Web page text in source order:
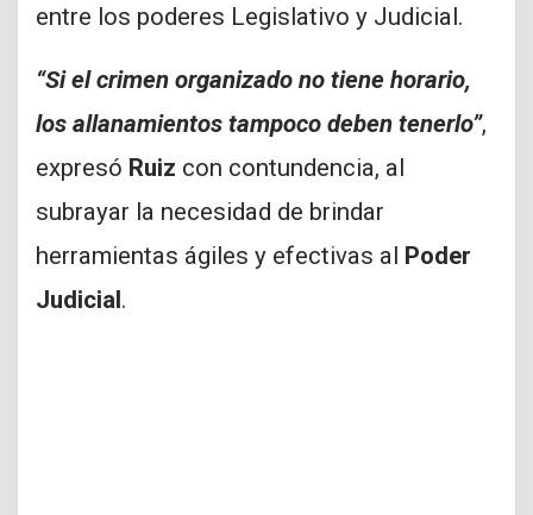
entre los poderes Legislativo y Judicial.
“Si el crimen organizado no tiene horario,
los allanamientos tampoco deben tenerlo”,
expresó Ruiz con contundencia, al
subrayar la necesidad de brindar
herramientas ágiles y efectivas al Poder
Judicial.